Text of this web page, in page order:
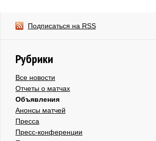
Подписаться на RSS
Рубрики
Все новости
Отчеты о матчах
Объявления
Анонсы матчей
Пресса
Пресс-конференции